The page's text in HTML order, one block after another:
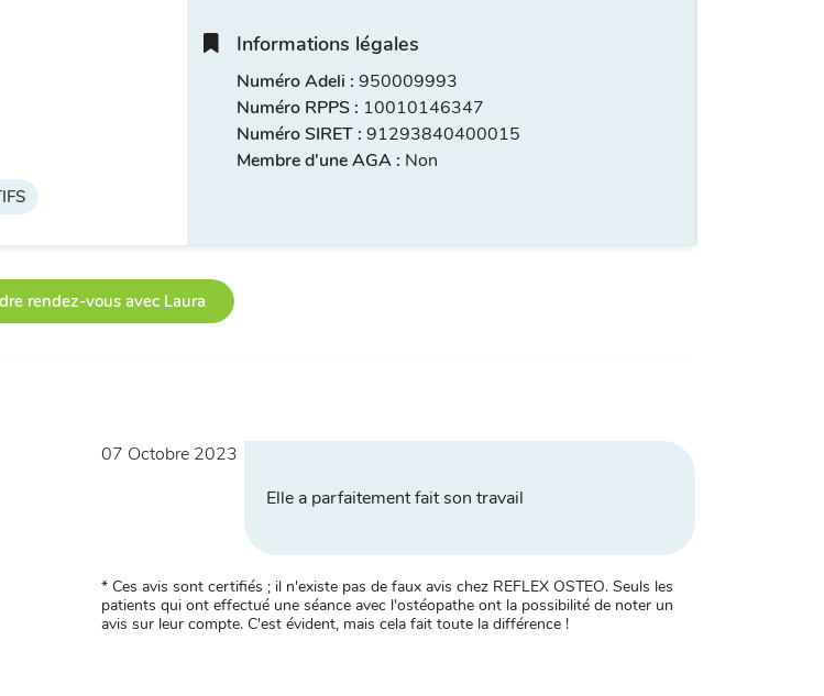
Informations légales
Numéro Adeli : 950009993
Numéro RPPS : 10010146347
Numéro SIRET : 91293840400015
Membre d'une AGA : Non
rendez-vous avec Laura
07 Octobre 2023
Elle a parfaitement fait son travail
* Ces avis sont certifiés ; il n'existe pas de faux avis chez REFLEX OSTEO. Seuls les
patients qui ont effectué une séance avec l'ostéopathe ont la possibilité de noter un
avis sur leur compte. C'est évident, mais cela fait toute la différence !